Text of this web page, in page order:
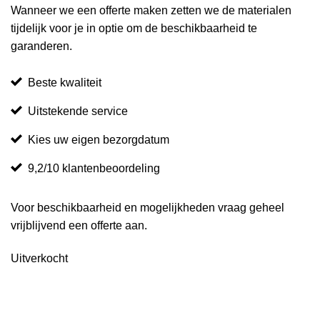
Wanneer we een offerte maken zetten we de materialen
tijdelijk voor je in optie om de beschikbaarheid te
garanderen.
Beste kwaliteit
Uitstekende service
Kies uw eigen bezorgdatum
9,2/10 klantenbeoordeling
Voor beschikbaarheid en mogelijkheden vraag geheel
vrijblijvend een offerte aan.
Uitverkocht